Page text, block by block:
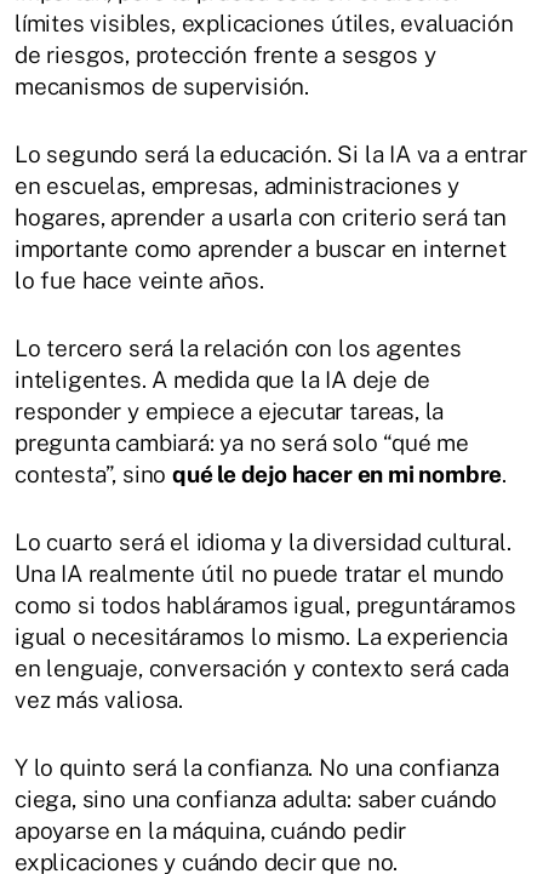
límites visibles, explicaciones útiles, evaluación
de riesgos, protección frente a sesgos y
mecanismos de supervisión.
Lo segundo será la educación. Si la IA va a entrar
en escuelas, empresas, administraciones y
hogares, aprender a usarla con criterio será tan
importante como aprender a buscar en internet
lo fue hace veinte años.
Lo tercero será la relación con los agentes
inteligentes. A medida que la IA deje de
responder y empiece a ejecutar tareas, la
pregunta cambiará: ya no será solo “qué me
contesta”, sino qué le dejo hacer en mi nombre.
Lo cuarto será el idioma y la diversidad cultural.
Una IA realmente útil no puede tratar el mundo
como si todos habláramos igual, preguntáramos
igual o necesitáramos lo mismo. La experiencia
en lenguaje, conversación y contexto será cada
vez más valiosa.
Y lo quinto será la confianza. No una confianza
ciega, sino una confianza adulta: saber cuándo
apoyarse en la máquina, cuándo pedir
explicaciones y cuándo decir que no.